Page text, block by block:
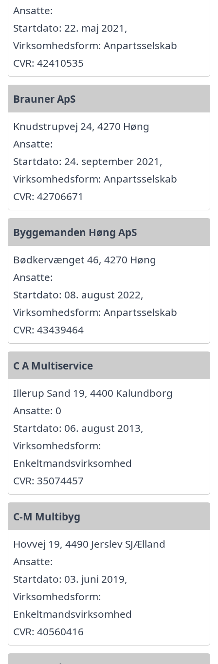
Ansatte:
Startdato: 22. maj 2021,
Virksomhedsform: Anpartsselskab
CVR: 42410535
Brauner ApS
Knudstrupvej 24, 4270 Høng
Ansatte:
Startdato: 24. september 2021,
Virksomhedsform: Anpartsselskab
CVR: 42706671
Byggemanden Høng ApS
Bødkervænget 46, 4270 Høng
Ansatte:
Startdato: 08. august 2022,
Virksomhedsform: Anpartsselskab
CVR: 43439464
C A Multiservice
Illerup Sand 19, 4400 Kalundborg
Ansatte: 0
Startdato: 06. august 2013,
Virksomhedsform:
Enkeltmandsvirksomhed
CVR: 35074457
C-M Multibyg
Hovvej 19, 4490 Jerslev SJÆlland
Ansatte:
Startdato: 03. juni 2019,
Virksomhedsform:
Enkeltmandsvirksomhed
CVR: 40560416